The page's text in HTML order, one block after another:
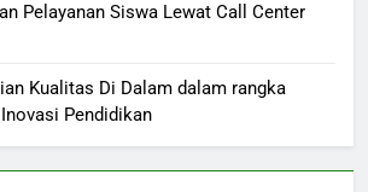
Pelayanan Siswa Lewat Call Center
Kualitas Di Dalam dalam rangka
Pendidikan